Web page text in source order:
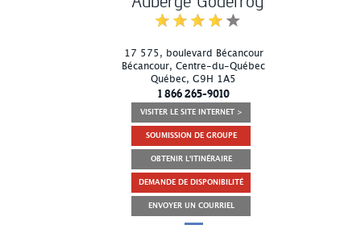
17 575, boulevard Bécancour
Bécancour, Centre-du-Québec
Québec, G9H 1A5
1 866 265-9010
VISITER LE SITE INTERNET >
SOUMISSION DE GROUPE
OBTENIR L'ITINÉRAIRE
DEMANDE DE DISPONIBILITÉ
ENVOYER UN COURRIEL